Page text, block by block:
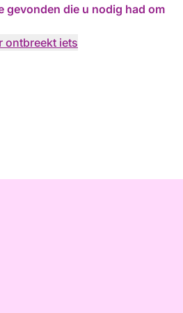
gevonden die u nodig had om
ontbreekt iets